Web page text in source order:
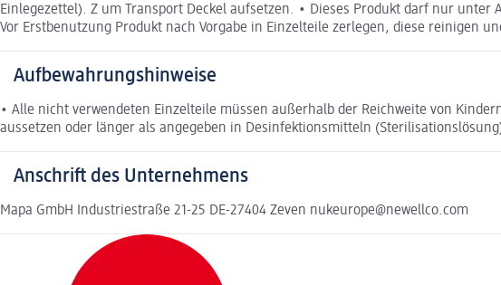
Einlegezettel). Z um Transport Deckel aufsetzen. • Dieses Produkt darf nur
Vor Erstbenutzung Produkt nach Vorgabe in Einzelteile zerlegen, diese reinigen
Aufbewahrungshinweise
• Alle nicht verwendeten Einzelteile müssen außerhalb der Reichweite von
aussetzen oder länger als angegeben in Desinfektionsmitteln
Anschrift des Unternehmens
Mapa GmbH Industriestraße 21-25 DE-27404 Zeven nukeurope@newellco.com